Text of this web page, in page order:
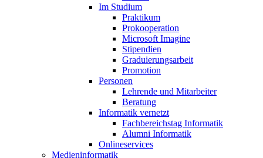
Im Studium
Praktikum
Prokooperation
Microsoft Imagine
Stipendien
Graduierungsarbeit
Promotion
Personen
Lehrende und Mitarbeiter
Beratung
Informatik vernetzt
Fachbereichstag Informatik
Alumni Informatik
Onlineservices
Medieninformatik